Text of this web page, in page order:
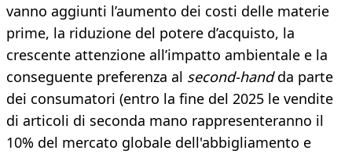
vanno aggiunti l’aumento dei costi delle materie
prime, la riduzione del potere d’acquisto, la
crescente attenzione all’impatto ambientale e la
conseguente preferenza al second-handda parte
dei consumatori (entro la fine del 2025 le vendite
di articoli di seconda mano rappresenteranno il
10% del mercato globale dell'abbigliamento e